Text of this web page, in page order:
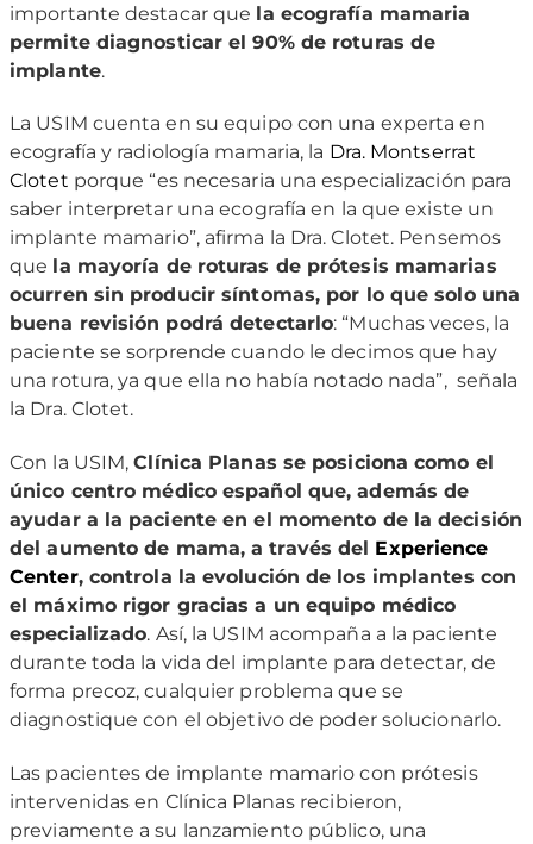
importante destacar que la ecografía mamaria
permite diagnosticar el 90% de roturas de
implante.
La USIM cuenta en su equipo con una experta en
ecografía y radiología mamaria, la Dra. Montserrat
Clotet porque “es necesaria una especialización para
saber interpretar una ecografía en la que existe un
implante mamario”, afirma la Dra. Clotet. Pensemos
que la mayoría de roturas de prótesis mamarias
ocurren sin producir síntomas, por lo que solo una
buena revisión podrá detectarlo: “Muchas veces, la
paciente se sorprende cuando le decimos que hay
una rotura, ya que ella no había notado nada”, señala
la Dra. Clotet.
Con la USIM,Clínica Planas se posiciona como el
único centro médico español que, además de
ayudar a la paciente en el momento de la decisión
del aumento de mama, a través del Experience
Center, controla la evolución de los implantes con
el máximo rigor gracias a un equipo médico
especializado. Así, la USIM acompaña a la paciente
durante toda la vida del implante para detectar, de
forma precoz, cualquier problema que se
diagnostique con el objetivo de poder solucionarlo.
Las pacientes de implante mamario con prótesis
intervenidas en Clínica Planas recibieron,
previamente a su lanzamiento público, una